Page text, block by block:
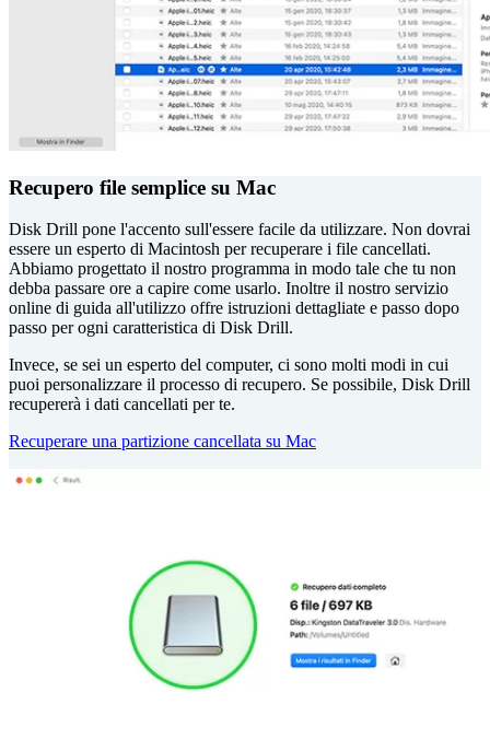
Recupero file semplice su Mac
Disk Drill pone l'accento sull'essere facile da utilizzare. Non dovrai
essere un esperto di Macintosh per recuperare i file cancellati.
Abbiamo progettato il nostro programma in modo tale che tu non
debba passare ore a capire come usarlo. Inoltre il nostro servizio
online di guida all'utilizzo offre istruzioni dettagliate e passo dopo
passo per ogni caratteristica di Disk Drill.
Invece, se sei un esperto del computer, ci sono molti modi in cui
puoi personalizzare il processo di recupero. Se possibile, Disk Drill
recupererà i dati cancellati per te.
Recuperare una partizione cancellata su Mac